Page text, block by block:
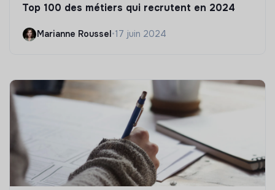
Top 100 des métiers qui recrutent en 2024
Marianne Roussel•17 juin 2024